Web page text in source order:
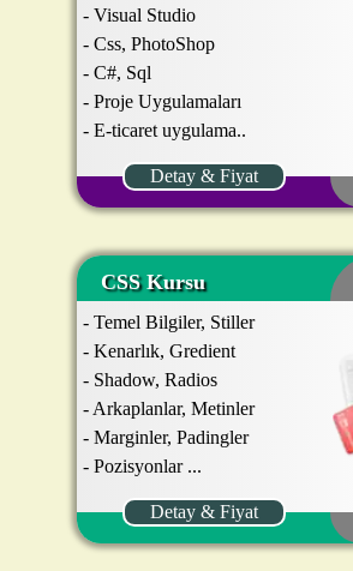
- Visual Studio
- Css, PhotoShop
- C#, Sql
- Proje Uygulamaları
- E-ticaret uygulama..
Detay & Fiyat
CSS Kursu
- Temel Bilgiler, Stiller
- Kenarlık, Gredient
- Shadow, Radios
- Arkaplanlar, Metinler
- Marginler, Padingler
- Pozisyonlar ...
Detay & Fiyat